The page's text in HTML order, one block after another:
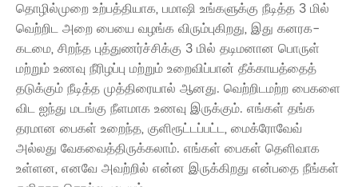
தொழில்முறை உற்பத்தியாக, பமாஷி உங்களுக்கு நீடித்த 3 மில்
வெற்றிட அறை பையை வழங்க விரும்புகிறது, இது கனரக-
கடமை, சிறந்த புத்துணர்ச்சிக்கு 3 மில் தடிமனான பொருள்
மற்றும் உணவு நீரிழப்பு மற்றும் உறைவிப்பான் தீக்காயத்தைத்
தடுக்கும் நீடித்த முத்திரையால் ஆனது. வெற்றிடமற்ற பைகளை
விட ஐந்து மடங்கு நீளமாக உணவு இருக்கும். எங்கள் தங்க
தரமான பைகள் உறைந்த, குளிரூட்டப்பட்ட, மைக்ரோவேவ்
அல்லது வேகவைத்திருக்கலாம். எங்கள் பைகள் தெளிவாக
உள்ளன, எனவே அவற்றில் என்ன இருக்கிறது என்பதை நீங்கள்